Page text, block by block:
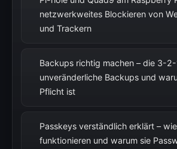
netzwerkweites Blockieren von
und Trackern
Backups richtig machen – die 3-
unveränderliche Backups und
Pflicht ist
Passkeys verständlich erklärt –
funktionieren und warum sie